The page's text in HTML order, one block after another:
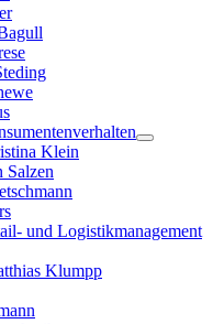
Klein
Salzen
und Logistikmanagement
Klumpp